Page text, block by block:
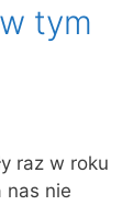
tym
raz w roku
nas nie